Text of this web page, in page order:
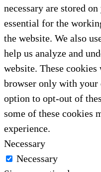
necessary are stored
essential for the
the website. We also
help us analyze and
website. These
browser only with your
option to opt-out of
some of these cookies
experience.
Necessary
Necessary